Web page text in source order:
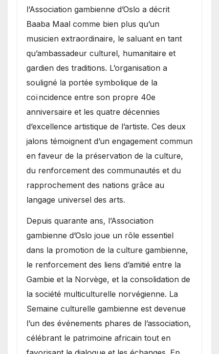
l’Association gambienne d’Oslo a décrit
Baaba Maal comme bien plus qu’un
musicien extraordinaire, le saluant en tant
qu’ambassadeur culturel, humanitaire et
gardien des traditions. L’organisation a
souligné la portée symbolique de la
coïncidence entre son propre 40e
anniversaire et les quatre décennies
d’excellence artistique de l’artiste. Ces deux
jalons témoignent d’un engagement commun
en faveur de la préservation de la culture,
du renforcement des communautés et du
rapprochement des nations grâce au
langage universel des arts.
​Depuis quarante ans, l’Association
gambienne d’Oslo joue un rôle essentiel
dans la promotion de la culture gambienne,
le renforcement des liens d’amitié entre la
Gambie et la Norvège, et la consolidation de
la société multiculturelle norvégienne. La
Semaine culturelle gambienne est devenue
l’un des événements phares de l’association,
célébrant le patrimoine africain tout en